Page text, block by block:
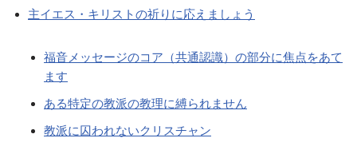
主イエス・キリストの祈りに応えましょう
福音メッセージのコア（共通認識）の部分に焦点をあて
ます
ある特定の教派の教理に縛られません
教派に囚われないクリスチャン